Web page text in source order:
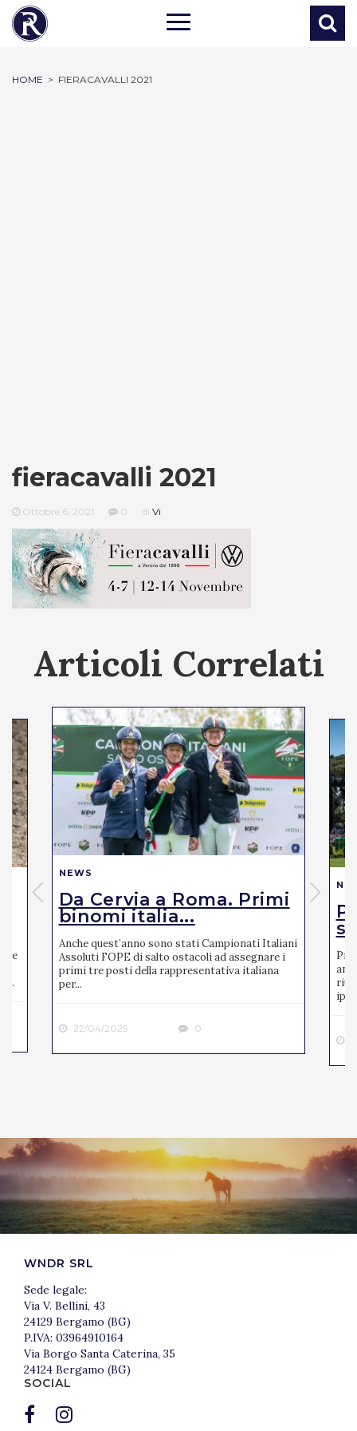
HOME > FIERACAVALLI 2021
fieracavalli 2021
Ottobre 6, 2021 0 di Vi
Articoli Correlati
...
NEWS
Da Cervia a Roma. Primi
binomi italia...
Anche quest’anno sono stati Campionati Italiani
Assoluti FOPE di salto ostacoli ad assegnare i
primi tre posti della rappresentativa italiana
per...
22/04/2025 0
WNDR SRL
Sede legale:
Via V. Bellini, 43
24129 Bergamo (BG)
P.IVA: 03964910164
Via Borgo Santa Caterina, 35
24124 Bergamo (BG)
SOCIAL